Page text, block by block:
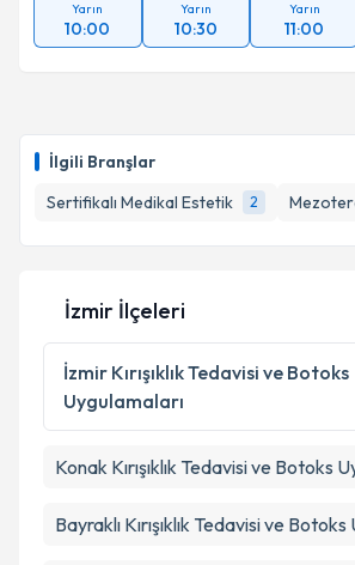
İlgili Branşlar
Sertifikalı Medikal Estetik
2
Yarın
10:00
Yarın
10:30
Yarın
11:00
İzmir İlçeleri
İzmir Kırışıklık Tedavisi ve Botoks
Uygulamaları
Konak Kırışıklık Tedavisi ve Botoks
Bayraklı Kırışıklık Tedavisi ve